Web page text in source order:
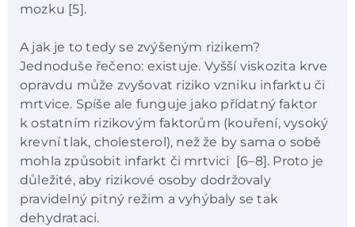
mozku [5].
A jak je to tedy se zvýšeným rizikem?
Jednoduše řečeno: existuje. Vyšší viskozita krve
opravdu může zvyšovat riziko vzniku infarktu či
mrtvice. Spíše ale funguje jako přídatný faktor
k ostatním rizikovým faktorům (kouření, vysoký
krevní tlak, cholesterol), než že by sama o sobě
mohla způsobit infarkt či mrtvici [6–8]. Proto je
důležité, aby rizikové osoby dodržovaly
pravidelný pitný režim a vyhýbaly se tak
dehydrataci.